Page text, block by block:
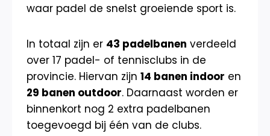
waar padel de snelst groeiende sport is.
In totaal zijn er 43 padelbanen verdeeld
over 17 padel- of tennisclubs in de
provincie. Hiervan zijn 14 banen indoor en
29 banen outdoor. Daarnaast worden er
binnenkort nog 2 extra padelbanen
toegevoegd bij één van de clubs.